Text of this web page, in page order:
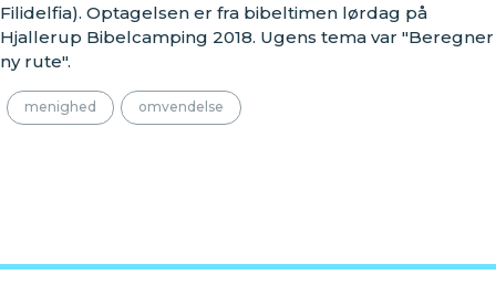
Filidelfia). Optagelsen er fra bibeltimen lørdag på
Hjallerup Bibelcamping 2018. Ugens tema var "Beregner
ny rute".
menighed omvendelse